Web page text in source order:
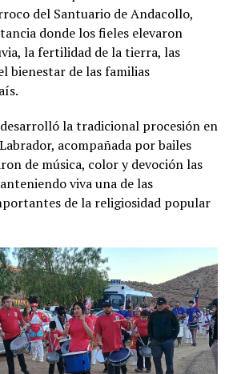
del Santuario de Andacollo,
donde los fieles elevaron
la fertilidad de la tierra, las
bienestar de las familias
la tradicional procesión en
acompañada por bailes
de música, color y devoción las
viva una de las
de la religiosidad popular